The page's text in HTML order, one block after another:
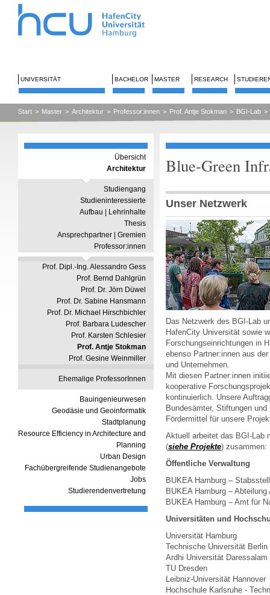
UNIVERSITÄT BACHELOR MASTER RESEARCH
Start > Master > Architektur > Professor:innen > Prof. Antje Stokman > BGI-Lab >
Übersicht
Architektur
Studiengang
Studieninteressierte
Aufbau | Lehrinhalte
Thesis
Ansprechpartner | Gremien
Professor:innen
Prof. Dipl.-Ing. Alessandro Gess
Prof. Bernd Dahlgrün
Prof. Dr. Jörn Düwel
Prof. Dr. Sabine Hansmann
Prof. Dr. Michael Hirschbichler
Prof. Barbara Ludescher
Prof. Karsten Schlesier
Prof. Antje Stokman
Prof. Gesine Weinmiller
Ehemalige ProfessorInnen
Bauingenieurwesen
Geodäsie und Geoinformatik
Stadtplanung
Resource Efficiency in Architecture and
Planning
Urban Design
Fachübergreifende Studienangebote
Jobs
Studierendenvertretung
Blue-Green
Unser Netzwerk
Das Netzwerk des BGI-Lab
HafenCity Universität sowie
Forschungseinrichtungen in
ebenso Partner:innen aus
und Unternehmen.
Mit diesen Partner:innen
kooperative
kontinuierlich. Unsere
Bundesämter, Stiftungen
Fördermittel für unsere
Aktuell arbeitet das BGI-Lab
(siehe Projekte) zusammen:
Öffentliche Verwaltung
BUKEA Hamburg –
BUKEA Hamburg –
BUKEA Hamburg – Amt für
Universitäten und
Universität Hamburg
Technische Universität Berlin
Ardhi Universität Daressalam
TU Dresden
Leibniz-Universität Hannover
Hochschule Karlsruhe -